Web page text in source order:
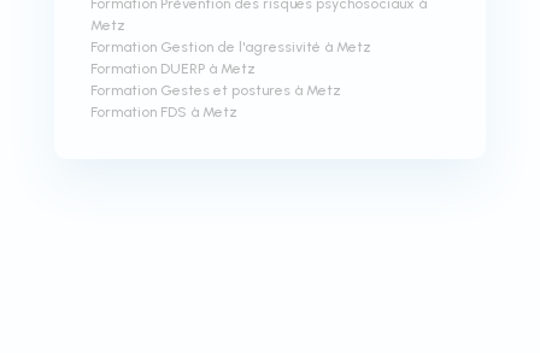
Formation Prévention des risques psychosociaux à
Metz
Formation Gestion de l'agressivité à Metz
Formation DUERP à Metz
Formation Gestes et postures à Metz
Formation FDS à Metz